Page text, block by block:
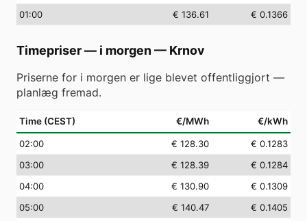
01:00 € 136.61 € 0.1366
Timepriser — i morgen — Krnov
Priserne for i morgen er lige blevet offentliggjort —
planlæg fremad.
Time (CEST) €/MWh €/kWh
02:00 € 128.30
€ 0.1283
03:00 € 128.39
€ 0.1284
04:00 € 130.90
€ 0.1309
05:00 € 140.47
€ 0.1405